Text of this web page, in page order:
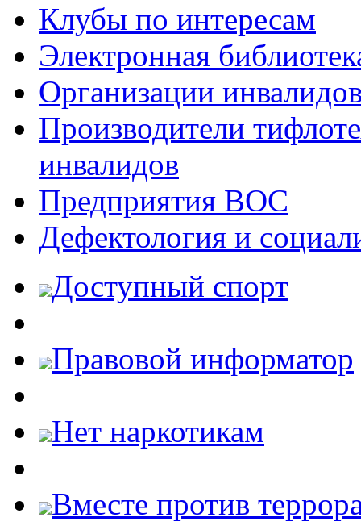
Клубы по интересам
Электронная
Организации
Производители
инвалидов
Предприятия ВОС
Дефектология и
Доступный спорт
Правовой информатор
Нет наркотикам
Вместе против